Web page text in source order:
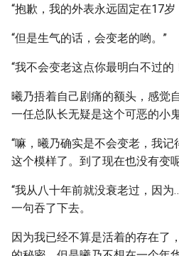
“抱歉，我的外表永远固定在17
“但是生气的话，会变老的哟。”
“我不会变老这点你最明白不过的
曦乃捂着自己剧痛的额头，感觉
一任总队长无疑是这个可恶的小鬼
“嘛，曦乃确实是不会变老，我
这个模样了。到了现在也没有变
“我从八十年前就没衰老过，因
一句吞了下去。
因为我已经不算是活着的存在了